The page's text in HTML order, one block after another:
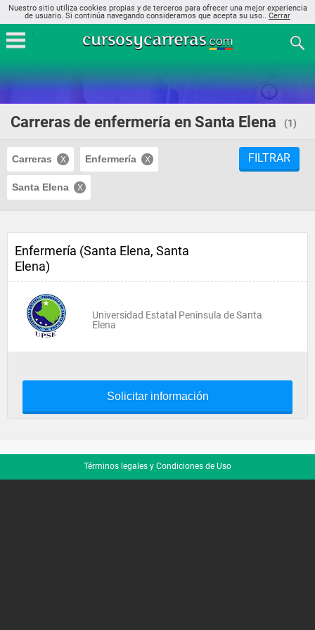
Nuestro sitio utiliza cookies propias y de terceros para ofrecer una mejor experiencia
de usuario. Si continúa navegando consideramos que acepta su uso.. Cerrar
Carreras de enfermería en Santa Elena (1)
Carreras Enfermería
Santa Elena
FILTRAR
Enfermería (Santa Elena, Santa
Elena)
Universidad Estatal Peninsula de Santa
Elena
Solicitar información
Términos legales y Condiciones de Uso